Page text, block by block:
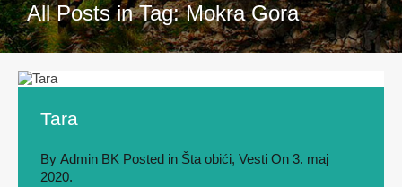
All Posts in Tag: Mokra Gora
Tara
By Admin BK Posted in Šta obići, Vesti On 3. maj
2020.